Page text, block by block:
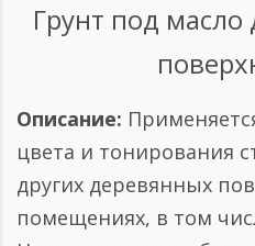
Грунт под
Описание:
цвета и тонирования
других деревянных
помещениях, в том